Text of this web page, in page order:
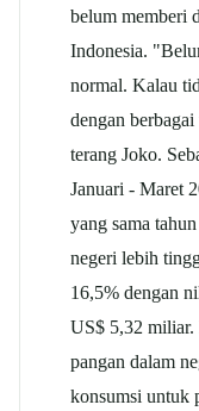
belum memberi
Indonesia.
normal. Kalau
dengan
terang Joko.
Januari - Maret
yang sama
negeri lebih
16,5% dengan
US$ 5,32
pangan dalam
konsumsi untuk